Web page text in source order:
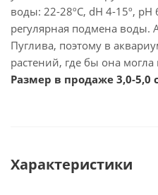
воды: 22-28ºС, dH 4-15º, рН
регулярная подмена воды.
Пуглива, поэтому в
растений, где бы она могла
Размер в продаже 3,0-5,0
Характеристики